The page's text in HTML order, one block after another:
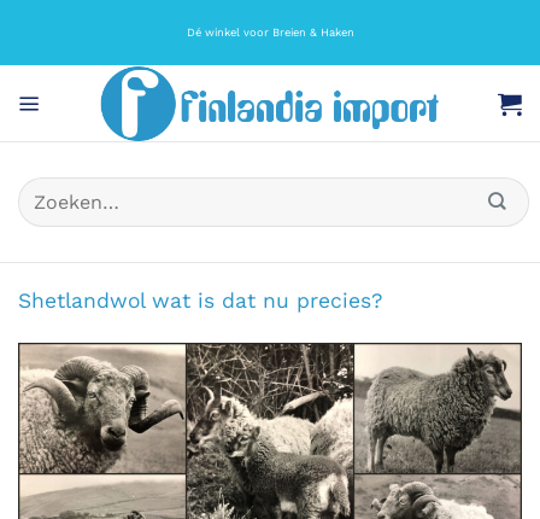
Dé winkel voor Breien & Haken
Zoeken
naar:
Shetlandwol wat is dat nu precies?